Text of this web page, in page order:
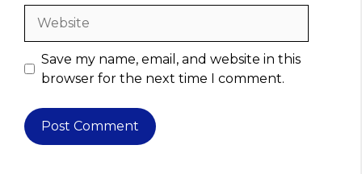
Save my name, email, and website in this
browser for the next time I comment.